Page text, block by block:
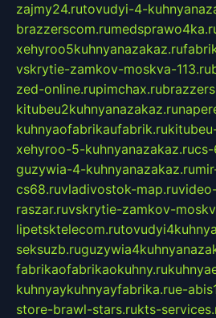
zajmy24.rutovudyi-4-
brazzerscom.ru
xehyroo5kuhnyanazakaz.ru
vskrytie-zamkov-moskva-113.ru
zed-online.rupimchax.ru
kitubeu2kuhnyanazakaz.ru
kuhnyaofabrikaufabrik.ru
xehyroo-5-kuhnyanazakaz.rucs-
guzywia-4-kuhnyanazakaz.ru
cs68.ruvladivostok-map.ru
raszar.ruvskrytie-zamkov-
lipetsktelecom.ru
seksuzb.ru
fabrikaofabrikaokuhny.ru
kuhnyaykuhnyayfabrika.rue-
store-brawl-stars.rukts-